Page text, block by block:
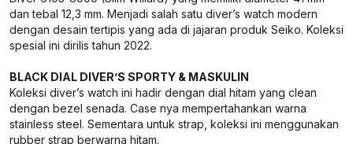
dan tebal 12,3 mm. Menjadi salah satu diver’s watch modern
dengan desain tertipis yang ada di jajaran produk Seiko. Koleksi
spesial ini dirilis tahun 2022.
BLACK DIAL DIVER’S SPORTY & MASKULIN
Koleksi diver’s watch ini hadir dengan dial hitam yang clean
dengan bezel senada. Case nya mempertahankan warna
stainless steel. Sementara untuk strap, koleksi ini menggunakan
rubber strap berwarna hitam.